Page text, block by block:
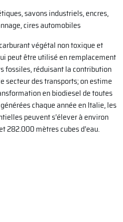
savons industriels, encres,
cires automobiles
végétal non toxique et
peut être utilisé en remplacement
fossiles, réduisant la contribution
secteur des transports; on estime
en biodiesel de toutes
chaque année en Italie, les
peuvent s’élever à environ
et 282.000 mètres cubes d’eau.